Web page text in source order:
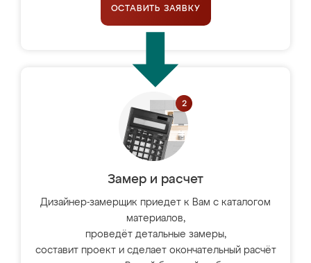
ОСТАВИТЬ ЗАЯВКУ
Замер и расчет
Дизайнер-замерщик приедет к Вам с каталогом
материалов,
проведёт детальные замеры,
составит проект и сделает окончательный расчёт